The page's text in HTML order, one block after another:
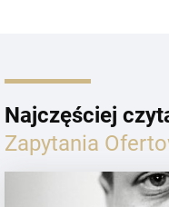
Najczęściej
Zapytania